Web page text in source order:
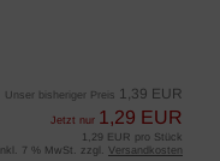
Unser bisheriger Preis 1,39 EUR
Jetzt nur 1,29 EUR
1,29 EUR pro Stück
inkl. 7 % MwSt. zzgl. Versandkosten